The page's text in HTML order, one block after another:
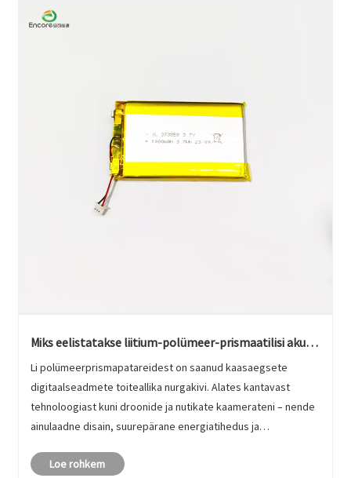
Miks eelistatakse liitium-polümeer-prismaatilisi akusid
Li polümeerprismapatareidest on saanud kaasaegsete
digitaalseadmete toiteallika nurgakivi. Alates kantavast
tehnoloogiast kuni droonide ja nutikate kaamerateni – nende
ainulaadne disain, suurepärane energiatihedus ja
Loe rohkem